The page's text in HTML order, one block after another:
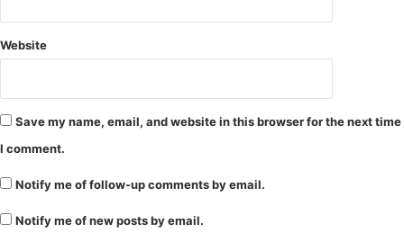
ने
का
के
ध्य
ज
Website
Save my name, email, and website in this browser for the next time
I comment.
Notify me of follow-up comments by email.
Notify me of new posts by email.